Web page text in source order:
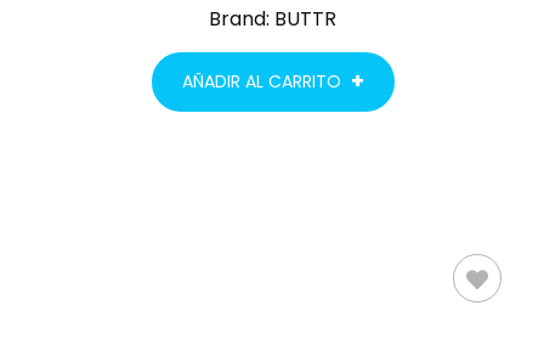
Brand: BUTTR
AÑADIR AL CARRITO